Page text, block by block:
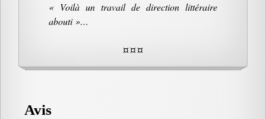
« Voilà un travail de direction littéraire
abouti »…
¤ ¤ ¤
Avis